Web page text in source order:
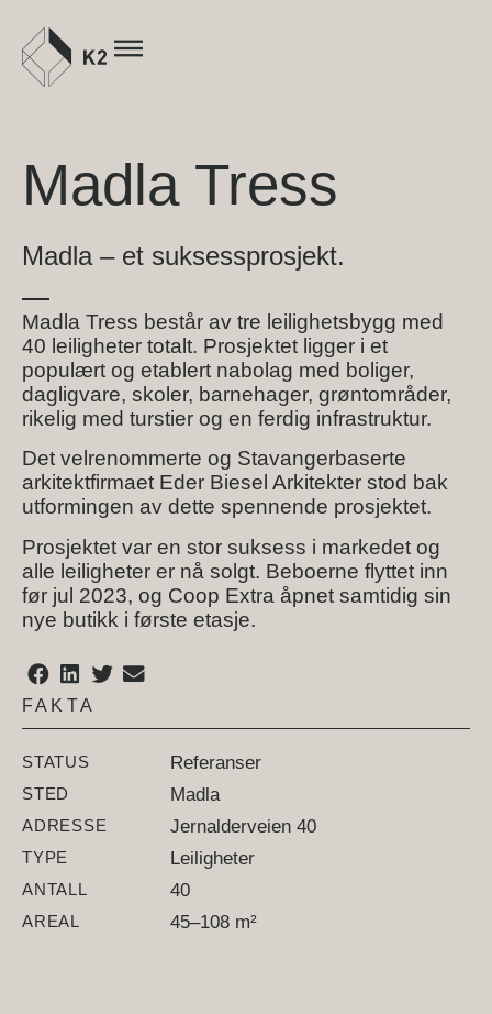
Madla Tress
FAKTA
STATUS Referanser
STED Madla
ADRESSE Jernalderveien 40
TYPE Leiligheter
ANTALL 40
AREAL 45–108 m²
Madla – et suksessprosjekt.
Madla Tress består av tre leilighetsbygg med
40 leiligheter totalt. Prosjektet ligger i et
populært og etablert nabolag med boliger,
dagligvare, skoler, barnehager, grøntområder,
rikelig med turstier og en ferdig infrastruktur.
Det velrenommerte og Stavangerbaserte
arkitektfirmaet Eder Biesel Arkitekter stod bak
utformingen av dette spennende prosjektet.
Prosjektet var en stor suksess i markedet og
alle leiligheter er nå solgt. Beboerne flyttet inn
før jul 2023, og Coop Extra åpnet samtidig sin
nye butikk i første etasje.